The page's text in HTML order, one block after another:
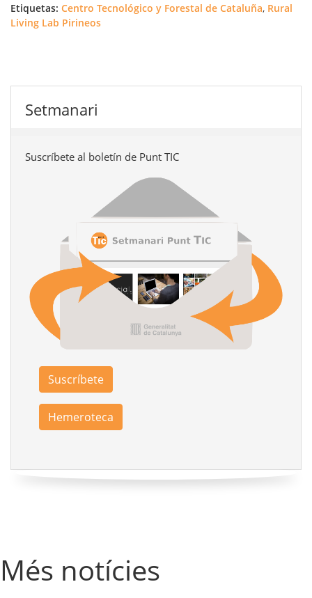
Etiquetas: Centro Tecnológico y Forestal de Cataluña, Rural
Living Lab Pirineos
Setmanari
Suscríbete al boletín de Punt TIC
Suscríbete
Hemeroteca
Més notícies